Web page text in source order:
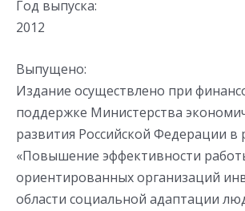
Год выпуска:
2012
Выпущено:
Издание осуществлено при
поддержке Министерства
развития Российской Федерации в
«Повышение эффективности
ориентированных организаций
области социальной адаптации